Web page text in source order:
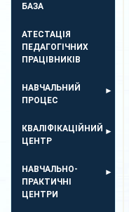
БАЗА
АТЕСТАЦІЯ
ПЕДАГОГІЧНИХ
ПРАЦІВНИКІВ
НАВЧАЛЬНИЙ
ПРОЦЕС
КВАЛІФІКАЦІЙНИЙ
ЦЕНТР
НАВЧАЛЬНО-
ПРАКТИЧНІ
ЦЕНТРИ